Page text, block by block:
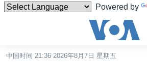
Powered by
碍中国时间 21:36 2026年8月7日 星期五